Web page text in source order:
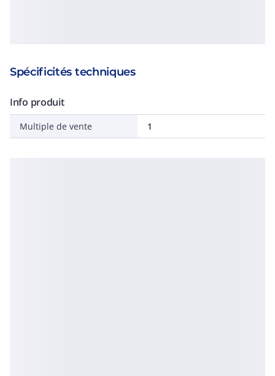
Spécificités techniques
Info produit
Multiple de vente 1